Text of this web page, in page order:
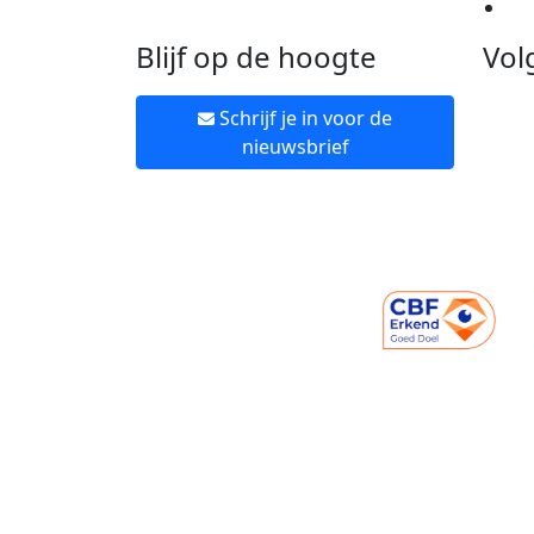
Blijf op de hoogte
Schrijf je in voor de
nieuwsbrief